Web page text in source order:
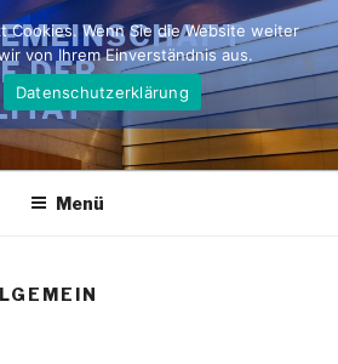
DER
Menü
Cookies. Wenn Sie die Website weiter
von Ihrem Einverständnis aus.
Datenschutzerklärung